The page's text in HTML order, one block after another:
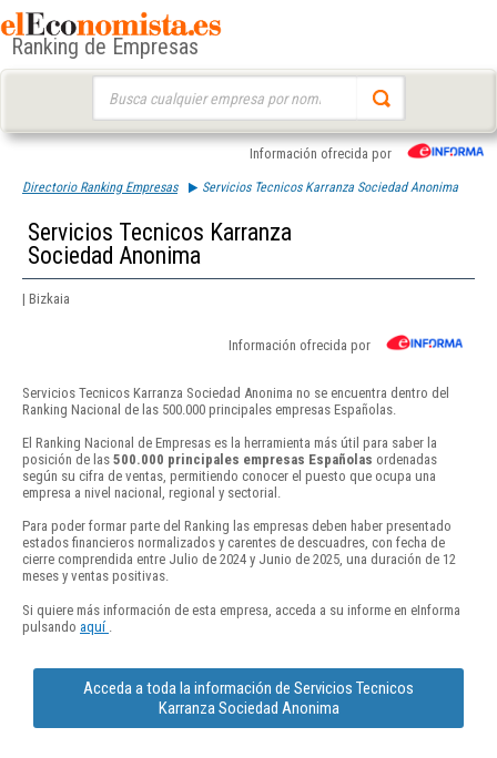
Ranking de Empresas
Información ofrecida por
Directorio Ranking Empresas Servicios Tecnicos Karranza Sociedad Anonima
Servicios Tecnicos Karranza
Sociedad Anonima
| Bizkaia
Información ofrecida por
Servicios Tecnicos Karranza Sociedad Anonima no se encuentra dentro del
Ranking Nacional de las 500.000 principales empresas Españolas.
El Ranking Nacional de Empresas es la herramienta más útil para saber la
posición de las 500.000 principales empresas Españolas ordenadas
según su cifra de ventas, permitiendo conocer el puesto que ocupa una
empresa a nivel nacional, regional y sectorial.
Para poder formar parte del Ranking las empresas deben haber presentado
estados financieros normalizados y carentes de descuadres, con fecha de
cierre comprendida entre Julio de 2024 y Junio de 2025, una duración de 12
meses y ventas positivas.
Si quiere más información de esta empresa, acceda a su informe en eInforma
pulsando aquí
Acceda a toda la información de Servicios Tecnicos
Karranza Sociedad Anonima